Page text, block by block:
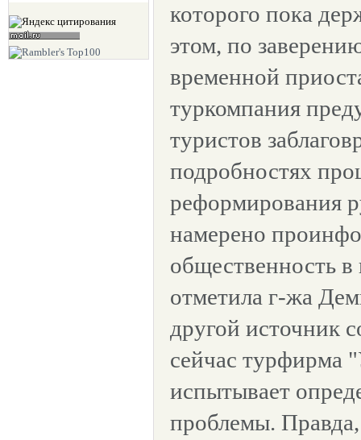
которого пока
этом, по
временной
туркомпания
туристов
подробностях
реформирования
намерено
общественность в
отметила г-жа
другой источник
сейчас турфирма
испытывает
проблемы.